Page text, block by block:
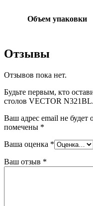
Объем упаковки
Отзывы
Отзывов пока нет.
Будьте первым, кто
столов VECTOR
Ваш адрес email не будет
помечены *
Ваша оценка *
Ваш отзыв *